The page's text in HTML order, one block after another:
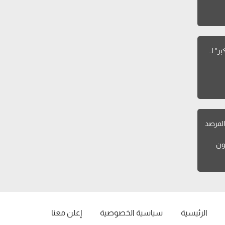
بكبر" لــ
الرئيسية سياسية الخصوصية إعلن معنا